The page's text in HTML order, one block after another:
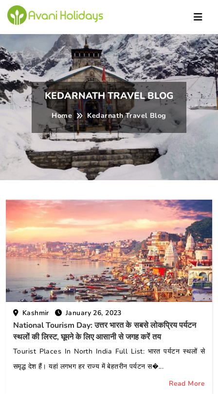
KEDARNATH TRAVEL BLOG
Home Kedarnath Travel Blog
Kashmir January 26, 2023
National Tourism Day: उत्तर भारत के सबसे लोकप्रिय पर्यटन
स्थलों की लिस्ट, घूमने के लिए आसानी से जगह करें तय
Tourist Places In North India Full List: भारत पर्यटन स्थलों से
समृद्ध देश हैं। यहां लगभग हर राज्य में बेहतरीन पर्यटन स�...
Read More